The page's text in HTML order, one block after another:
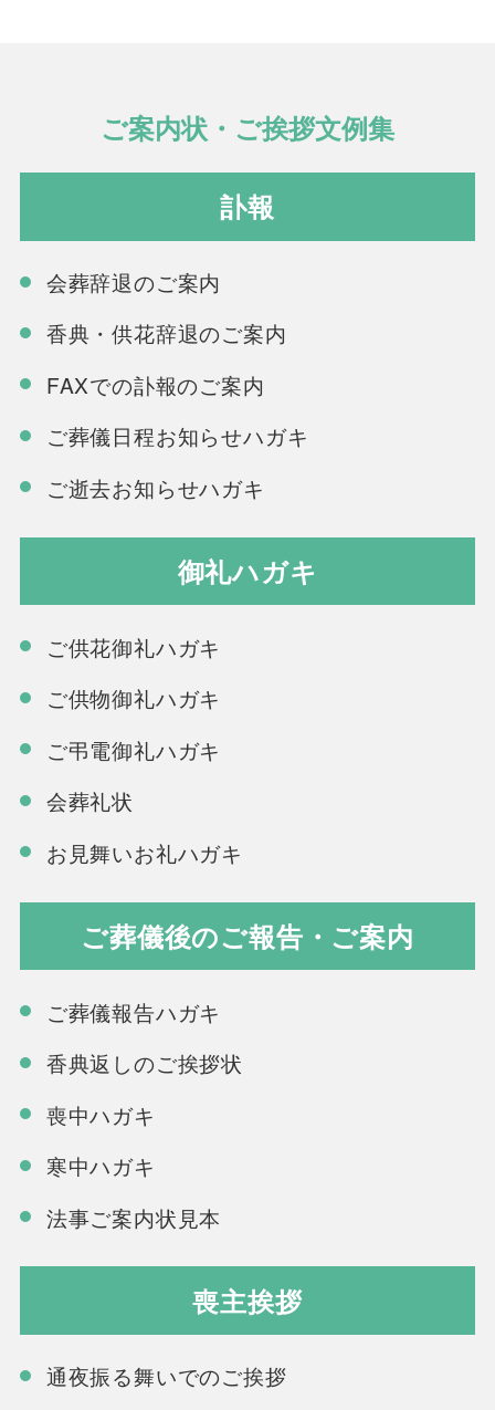
ご案内状・ご挨拶文例集
訃報
会葬辞退のご案内
香典・供花辞退のご案内
FAXでの訃報のご案内
ご葬儀日程お知らせハガキ
ご逝去お知らせハガキ
御礼ハガキ
ご供花御礼ハガキ
ご供物御礼ハガキ
ご弔電御礼ハガキ
会葬礼状
お見舞いお礼ハガキ
ご葬儀後のご報告・ご案内
ご葬儀報告ハガキ
香典返しのご挨拶状
喪中ハガキ
寒中ハガキ
法事ご案内状見本
喪主挨拶
通夜振る舞いでのご挨拶